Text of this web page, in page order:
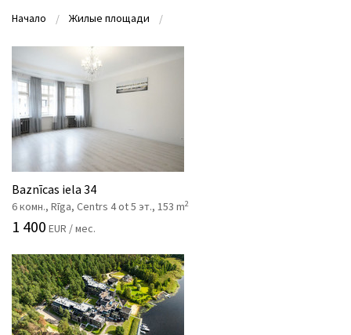
Начало Жилые площади
Baznīcas iela 34
6 комн., Rīga, Centrs 4 ot 5 эт., 153 m2
1 400 EUR / мес.